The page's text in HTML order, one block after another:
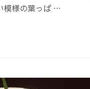
模様の葉っぱ …